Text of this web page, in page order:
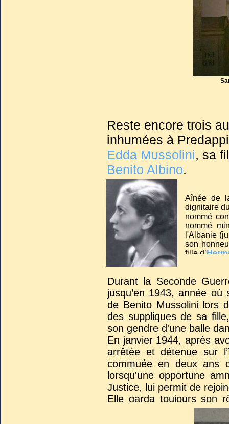
Reste encore trois
inhumées à
Edda Mussolini, sa
Benito Albino.
►Edda Mussolini,
Cimetière de la
Aînée de
dignitaire
nommé
nommé
l'Albanie
son
fille d’
Durant la Seconde
jusqu’en 1943, année
de Benito Mussolini lors
des suppliques de sa
son gendre d'une balle
En janvier 1944, après
arrêtée et détenue sur
commuée en deux ans
lorsqu'une opportune
Justice, lui permit de
Elle garda toujours son
milieu mondain de